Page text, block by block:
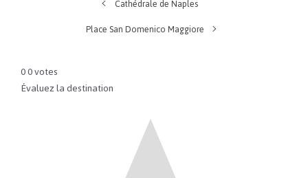
Cathédrale de Naples
Place San Domenico Maggiore
00votes
Évaluez la destination